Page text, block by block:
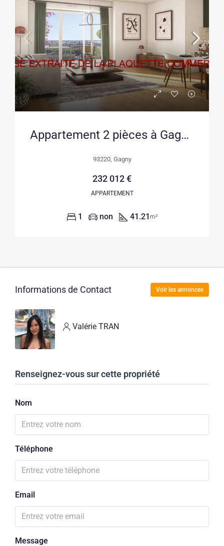
Appartement 2 pièces à Gagny – Livraison 2028, TVA réduite
93220, Gagny
232 012 €
APPARTEMENT
1 non 41.21 m²
Informations de Contact Voir les annonces
Valérie TRAN
Renseignez-vous sur cette propriété
Nom
Téléphone
Email
Message